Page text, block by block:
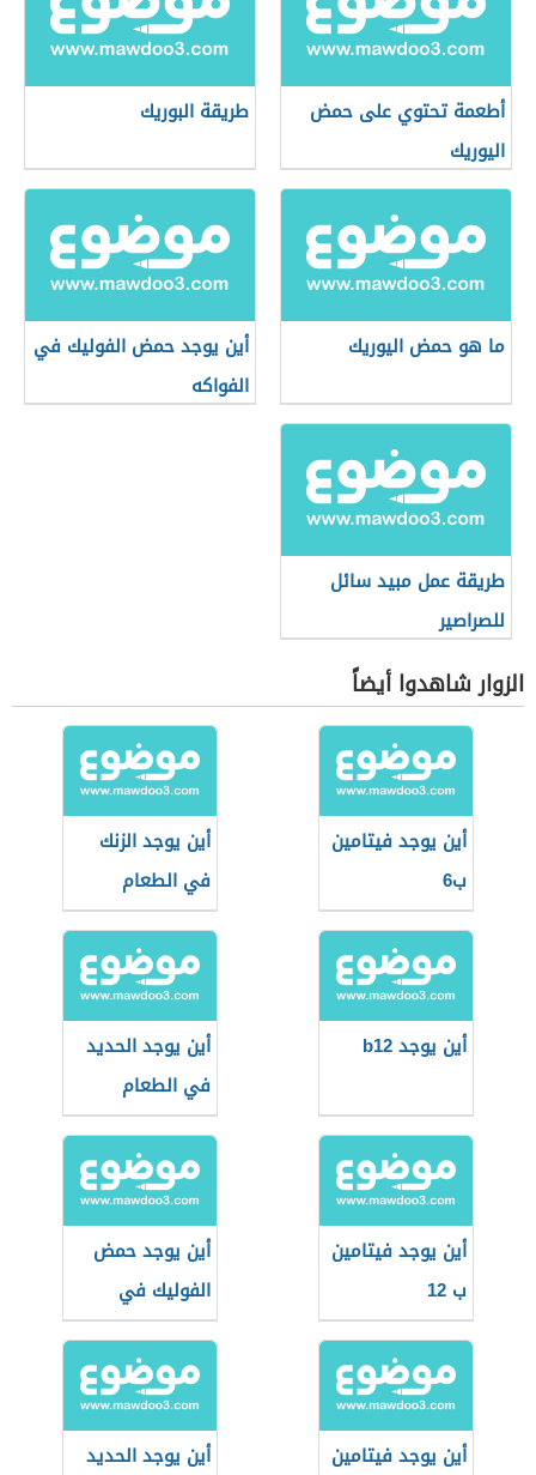
أطعمة تحتوي على حمض
اليوريك
طريقة البوريك
ما هو حمض اليوريك
أين يوجد حمض الفوليك في
الفواكه
طريقة عمل مبيد سائل
للصراصير
الزوار شاهدوا أيضاً
أين يوجد فيتامين
ب6
أين يوجد الزنك
في الطعام
أين يوجد b12
أين يوجد الحديد
في الطعام
أين يوجد فيتامين
ب 12
أين يوجد حمض
الفوليك في
الفواكه
أين يوجد فيتامين
أين يوجد الحديد